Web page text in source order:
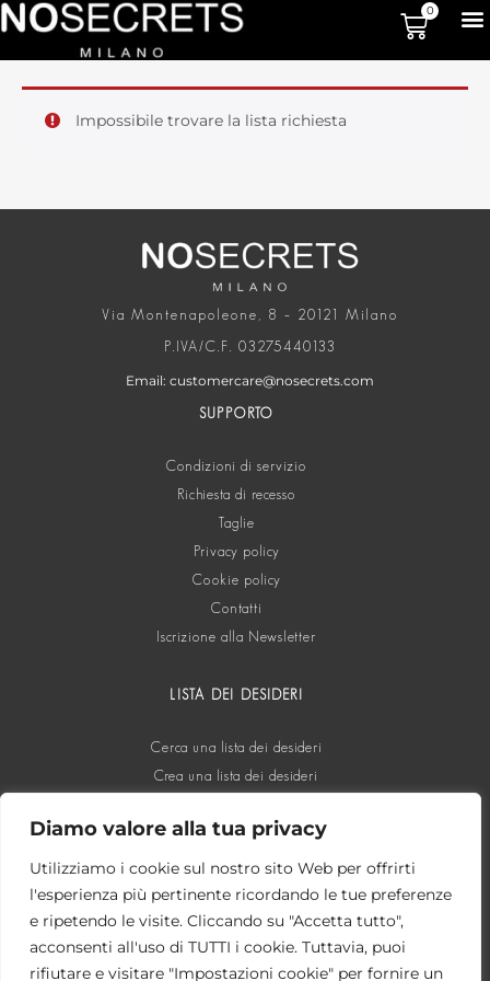
Diamo valore alla tua privacy
Utilizziamo i cookie sul nostro sito Web per offrirti
l'esperienza più pertinente ricordando le tue preferenze
e ripetendo le visite. Cliccando su "Accetta tutto",
acconsenti all'uso di TUTTI i cookie. Tuttavia, puoi
rifiutare e visitare "Impostazioni cookie" per fornire un
0
Impossibile trovare la lista richiesta
Via Montenapoleone, 8 – 20121 Milano
P.IVA/C.F. 03275440133
Email: customercare@nosecrets.com
SUPPORTO
Condizioni di servizio
Richiesta di recesso
Taglie
Privacy policy
Cookie policy
Contatti
Iscrizione alla Newsletter
LISTA DEI DESIDERI
Cerca una lista dei desideri
Crea una lista dei desideri
SOCIAL